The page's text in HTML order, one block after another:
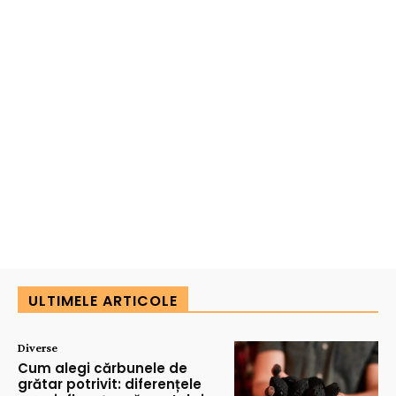
ULTIMELE ARTICOLE
Diverse
Cum alegi cărbunele de
grătar potrivit: diferențele